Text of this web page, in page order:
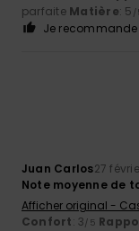
parfaite Matière: 5 /
Je
Juan Carlos27
Note moyenne de
Afficher original -
Confort: 3/5